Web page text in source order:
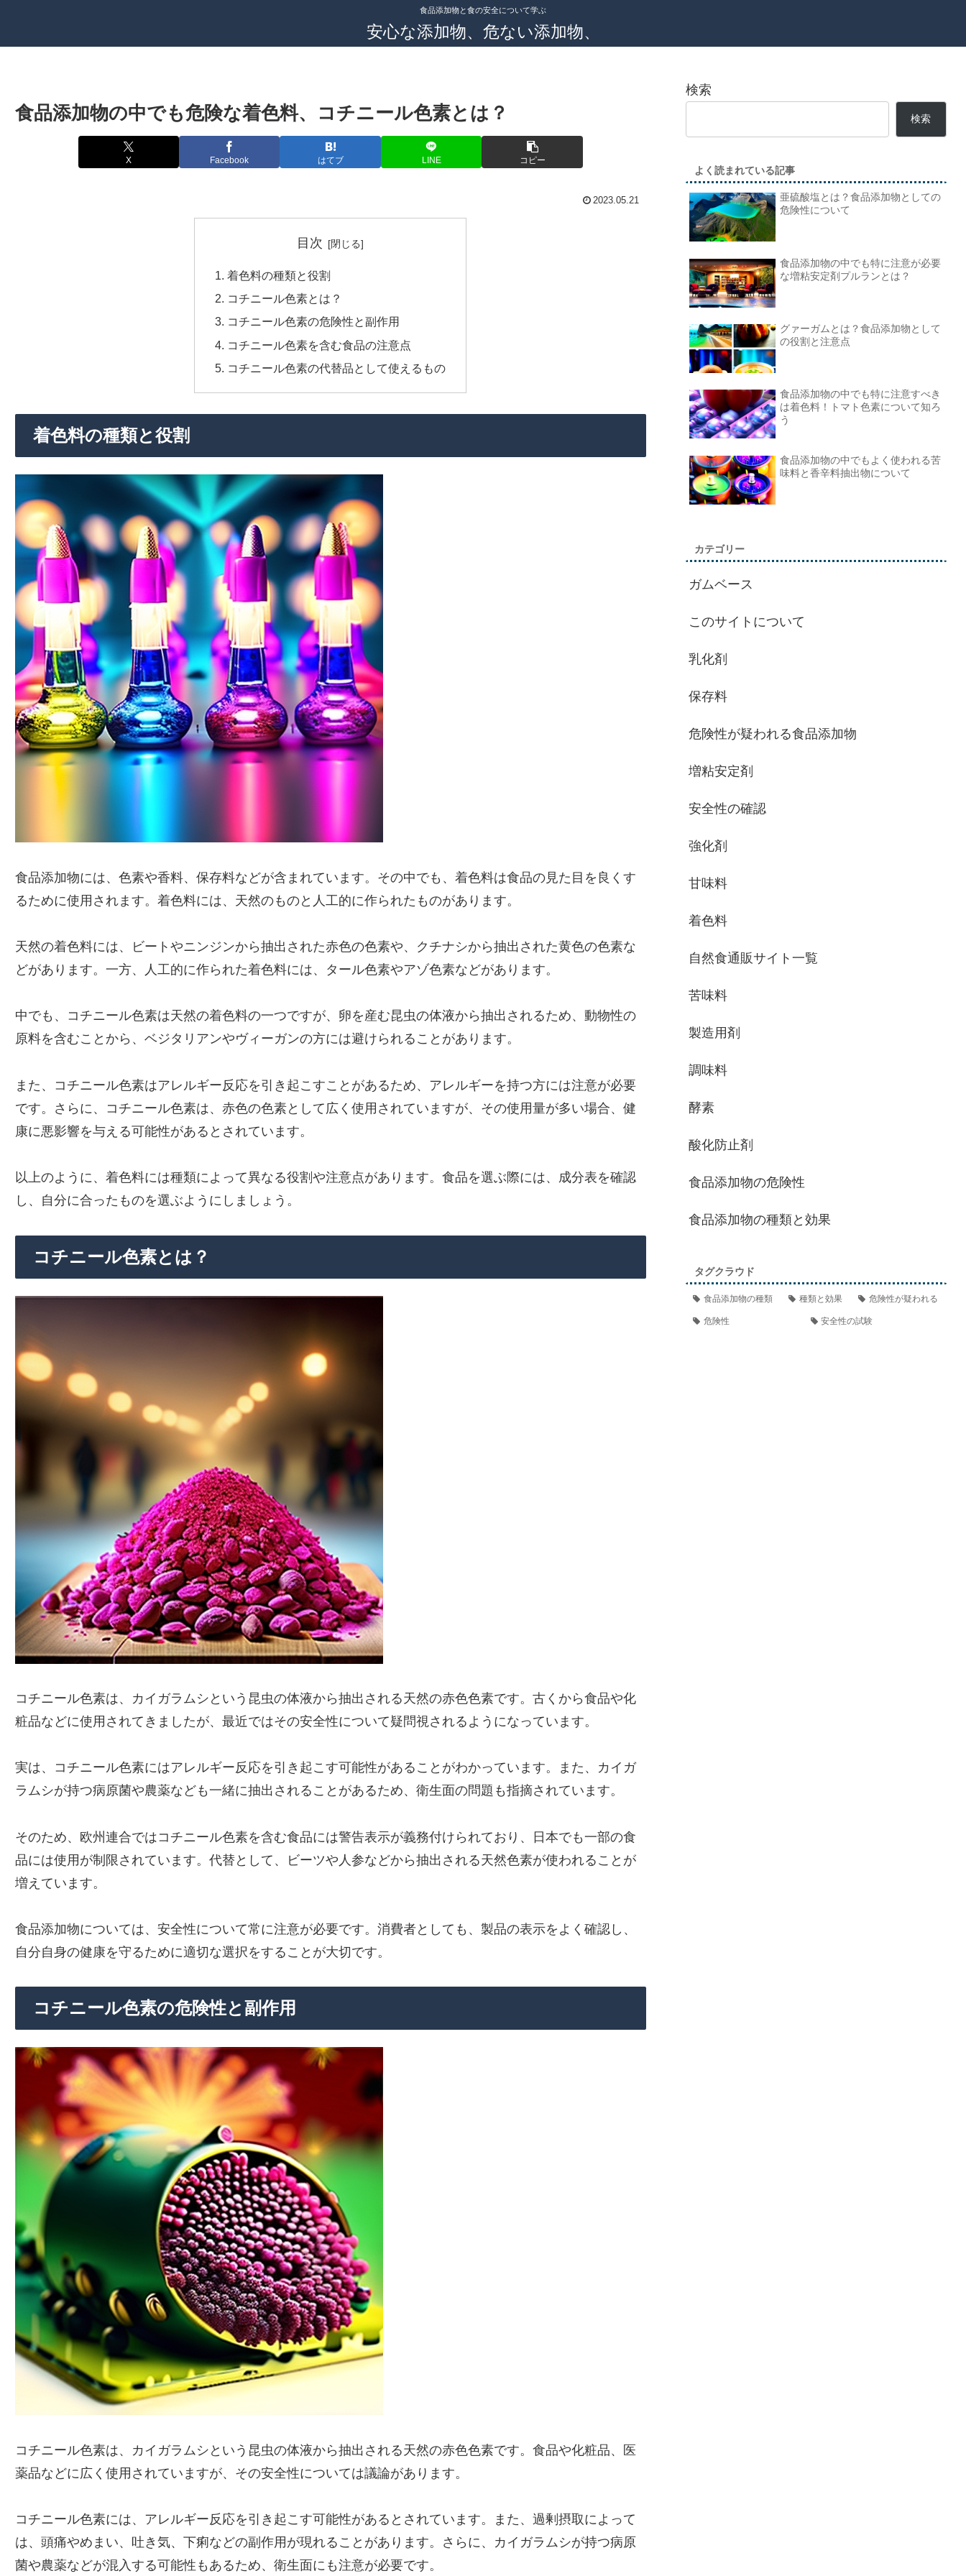
食品添加物と食の安全について学ぶ
安心な添加物、危ない添加物、
食品添加物の中でも危険な着色料、コチニール色素とは？
X Facebook はてブ LINE コピー
2023.05.21
目次
着色料の種類と役割
コチニール色素とは？
コチニール色素の危険性と副作用
コチニール色素を含む食品の注意点
コチニール色素の代替品として使えるもの
着色料の種類と役割
食品添加物には、色素や香料、保存料などが含まれています。その中でも、着色料は食品の見た目を良くす
るために使用されます。着色料には、天然のものと人工的に作られたものがあります。
天然の着色料には、ビートやニンジンから抽出された赤色の色素や、クチナシから抽出された黄色の色素な
どがあります。一方、人工的に作られた着色料には、タール色素やアゾ色素などがあります。
中でも、コチニール色素は天然の着色料の一つですが、卵を産む昆虫の体液から抽出されるため、動物性の
原料を含むことから、ベジタリアンやヴィーガンの方には避けられることがあります。
また、コチニール色素はアレルギー反応を引き起こすことがあるため、アレルギーを持つ方には注意が必要
です。さらに、コチニール色素は、赤色の色素として広く使用されていますが、その使用量が多い場合、健
康に悪影響を与える可能性があるとされています。
以上のように、着色料には種類によって異なる役割や注意点があります。食品を選ぶ際には、成分表を確認
し、自分に合ったものを選ぶようにしましょう。
コチニール色素とは？
コチニール色素は、カイガラムシという昆虫の体液から抽出される天然の赤色色素です。古くから食品や化
粧品などに使用されてきましたが、最近ではその安全性について疑問視されるようになっています。
実は、コチニール色素にはアレルギー反応を引き起こす可能性があることがわかっています。また、カイガ
ラムシが持つ病原菌や農薬なども一緒に抽出されることがあるため、衛生面の問題も指摘されています。
そのため、欧州連合ではコチニール色素を含む食品には警告表示が義務付けられており、日本でも一部の食
品には使用が制限されています。代替として、ビーツや人参などから抽出される天然色素が使われることが
増えています。
食品添加物については、安全性について常に注意が必要です。消費者としても、製品の表示をよく確認し、
自分自身の健康を守るために適切な選択をすることが大切です。
コチニール色素の危険性と副作用
コチニール色素は、カイガラムシという昆虫の体液から抽出される天然の赤色色素です。食品や化粧品、医
薬品などに広く使用されていますが、その安全性については議論があります。
コチニール色素には、アレルギー反応を引き起こす可能性があるとされています。また、過剰摂取によって
は、頭痛やめまい、吐き気、下痢などの副作用が現れることがあります。さらに、カイガラムシが持つ病原
菌や農薬などが混入する可能性もあるため、衛生面にも注意が必要です。
検索
検索
よく読まれている記事
亜硫酸塩とは？食品添加物としての
危険性について
食品添加物の中でも特に注意が必要
な増粘安定剤プルランとは？
グァーガムとは？食品添加物として
の役割と注意点
食品添加物の中でも特に注意すべき
は着色料！トマト色素について知ろ
う
食品添加物の中でもよく使われる苦
味料と香辛料抽出物について
カテゴリー
ガムベース
このサイトについて
乳化剤
保存料
危険性が疑われる食品添加物
増粘安定剤
安全性の確認
強化剤
甘味料
着色料
自然食通販サイト一覧
苦味料
製造用剤
調味料
酵素
酸化防止剤
食品添加物の危険性
食品添加物の種類と効果
タグクラウド
食品添加物の種類 種類と効果 危険性が疑われる
危険性 安全性の試験